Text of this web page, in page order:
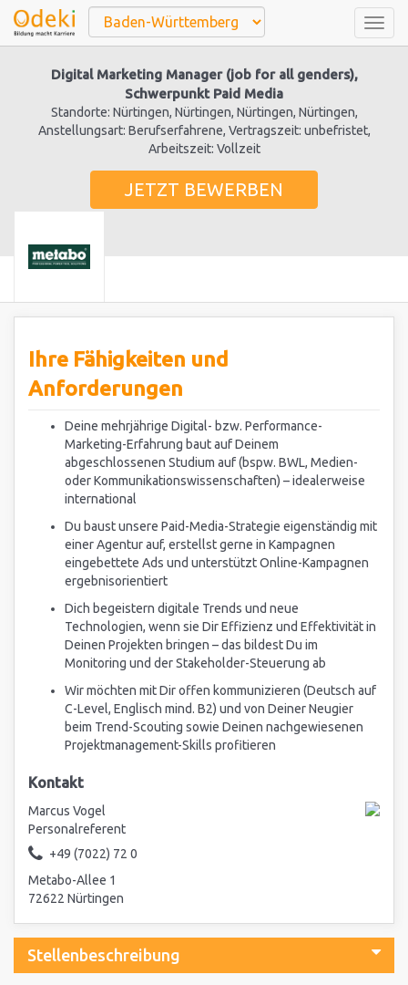
Digital Marketing Manager (job for all genders),
Schwerpunkt Paid Media
Standorte: Nürtingen, Nürtingen, Nürtingen, Nürtingen,
Anstellungsart: Berufserfahrene, Vertragszeit: unbefristet,
Arbeitszeit: Vollzeit
JETZT BEWERBEN
Ihre Fähigkeiten und
Anforderungen
Deine mehrjährige Digital- bzw. Performance-
Marketing-Erfahrung baut auf Deinem
abgeschlossenen Studium auf (bspw. BWL, Medien-
oder Kommunikationswissenschaften) – idealerweise
international
Du baust unsere Paid-Media-Strategie eigenständig mit
einer Agentur auf, erstellst gerne in Kampagnen
eingebettete Ads und unterstützt Online-Kampagnen
ergebnisorientiert
Dich begeistern digitale Trends und neue
Technologien, wenn sie Dir Effizienz und Effektivität in
Deinen Projekten bringen – das bildest Du im
Monitoring und der Stakeholder-Steuerung ab
Wir möchten mit Dir offen kommunizieren (Deutsch auf
C-Level, Englisch mind. B2) und von Deiner Neugier
beim Trend-Scouting sowie Deinen nachgewiesenen
Projektmanagement-Skills profitieren
Kontakt
Marcus Vogel
Personalreferent
+49 (7022) 72 0
Metabo-Allee 1
72622 Nürtingen
Stellenbeschreibung